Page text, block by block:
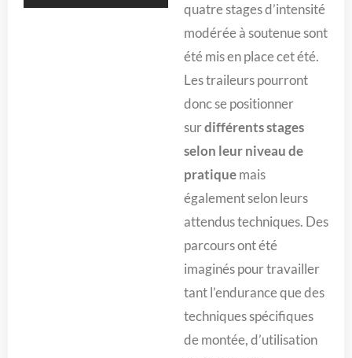
quatre stages d’intensité
modérée à soutenue sont
été mis en place cet été.
Les traileurs pourront
donc se positionner
surdifférents stages
selon leur niveau de
pratiquemais
également selon leurs
attendus techniques. Des
parcours ont été
imaginés pour travailler
tant l’endurance que des
techniques spécifiques
de montée, d’utilisation